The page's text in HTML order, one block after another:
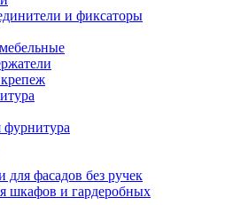
и фиксаторы
фурнитура
фасадов без ручек
шкафов и гардеробных